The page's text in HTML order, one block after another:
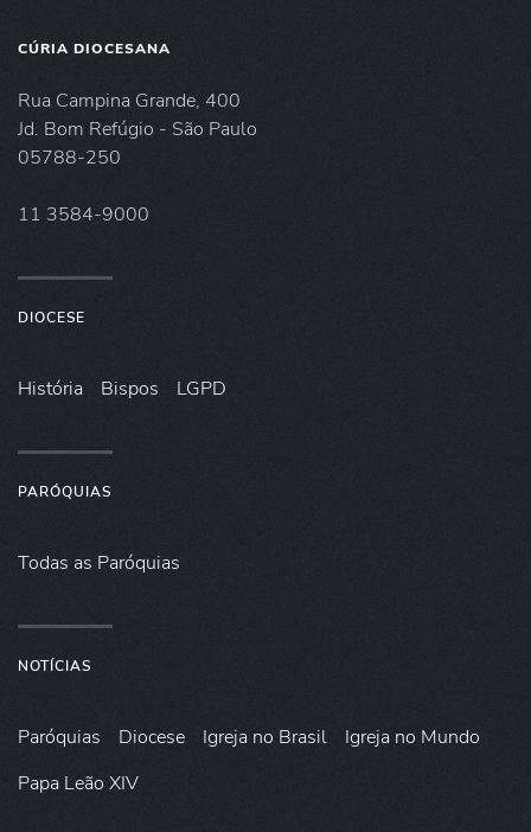
CÚRIA DIOCESANA
Rua Campina Grande, 400
Jd. Bom Refúgio - São Paulo
05788-250
11 3584-9000
DIOCESE
História Bispos LGPD
PARÓQUIAS
Todas as Paróquias
NOTÍCIAS
Paróquias Diocese Igreja no Brasil
Igreja no Mundo
Papa Leão XIV